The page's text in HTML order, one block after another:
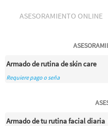
ASESORAMIENTO ONLINE
Armado de rutina de skin care
Requiere pago o seña
Armado de tu rutina facial diaria